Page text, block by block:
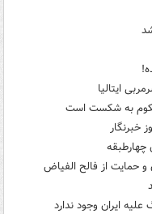
ایتالیا
به شکست است
خبرنگار
چهارطبقه
حمایت از فالح الفیاض
ایران وجود ندارد